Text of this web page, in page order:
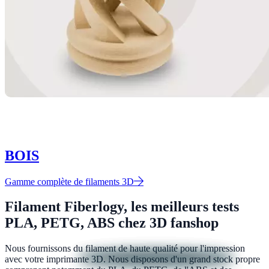
BOIS
Gamme complète de filaments 3D
Filament Fiberlogy, les meilleurs tests
PLA, PETG, ABS chez 3D fanshop
Nous fournissons du filament de haute qualité pour l'impression
avec votre imprimante 3D. Nous disposons d'un grand stock propre